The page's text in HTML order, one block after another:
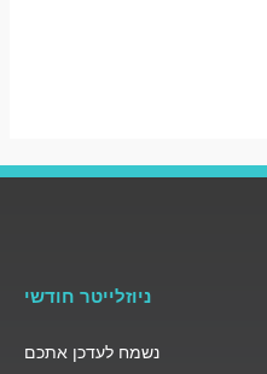
ניוזלייטר חודשי
נשמח לעדכן אתכם